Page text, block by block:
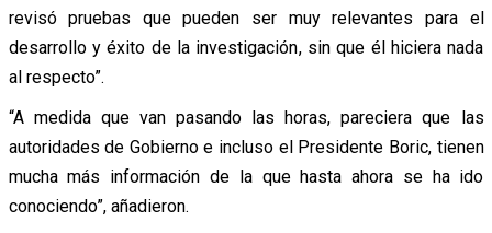
revisó pruebas que pueden ser muy relevantes para el
desarrollo y éxito de la investigación, sin que él hiciera nada
al respecto”.
“A medida que van pasando las horas, pareciera que las
autoridades de Gobierno e incluso el Presidente Boric, tienen
mucha más información de la que hasta ahora se ha ido
conociendo”, añadieron.